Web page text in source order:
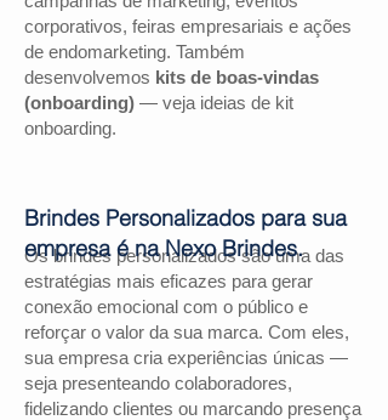
corporativos, feiras empresariais e ações
de endomarketing. Também
desenvolvemos kits de boas-vindas
(onboarding) — veja ideias de kit
onboarding.
Os brindes personalizados são uma das
estratégias mais eficazes para gerar
conexão emocional com o público e
reforçar o valor da sua marca. Com eles,
sua empresa cria experiências únicas —
seja presenteando colaboradores,
fidelizando clientes ou marcando presença
Brindes Personalizados para sua
empresa é na Nexo Brindes.